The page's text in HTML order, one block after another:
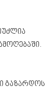
გაზარდოს